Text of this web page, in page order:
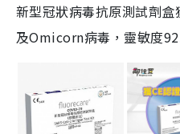
新型冠狀病毒抗原測試劑
及Omicorn病毒，靈敏度